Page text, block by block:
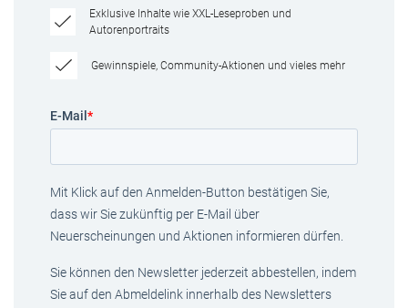
Exklusive Inhalte wie XXL-Leseproben und
Autorenportraits
Gewinnspiele, Community-Aktionen und vieles mehr
E-Mail *
Mit Klick auf den Anmelden-Button bestätigen Sie,
dass wir Sie zukünftig per E-Mail über
Neuerscheinungen und Aktionen informieren dürfen.
Sie können den Newsletter jederzeit abbestellen, indem
Sie auf den Abmeldelink innerhalb des Newsletters